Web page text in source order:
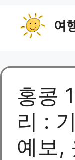
너
여
홍콩
리 :
예보,